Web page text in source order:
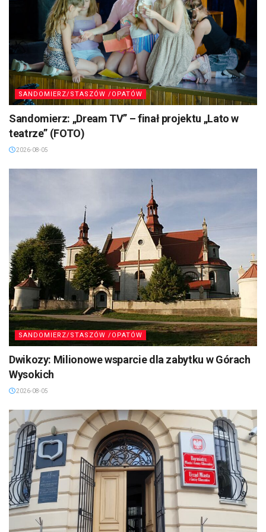
SANDOMIERZ/STASZÓW /OPATÓW
Sandomierz: „Dream TV” – finał projektu „Lato w
teatrze” (FOTO)
2026-08-05
SANDOMIERZ/STASZÓW /OPATÓW
Dwikozy: Milionowe wsparcie dla zabytku w Górach
Wysokich
2026-08-05